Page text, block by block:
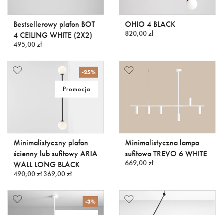
Bestsellerowy plafon BOT
4 CEILING WHITE (2X2)
495,00 zł
OHIO 4 BLACK
820,00 zł
-25%
Promocja
Minimalistyczny plafon
ścienny lub sufitowy ARIA
WALL LONG BLACK
490,00 zł369,00 zł
Minimalistyczna lampa
sufitowa TREVO 6 WHITE
669,00 zł
-3%